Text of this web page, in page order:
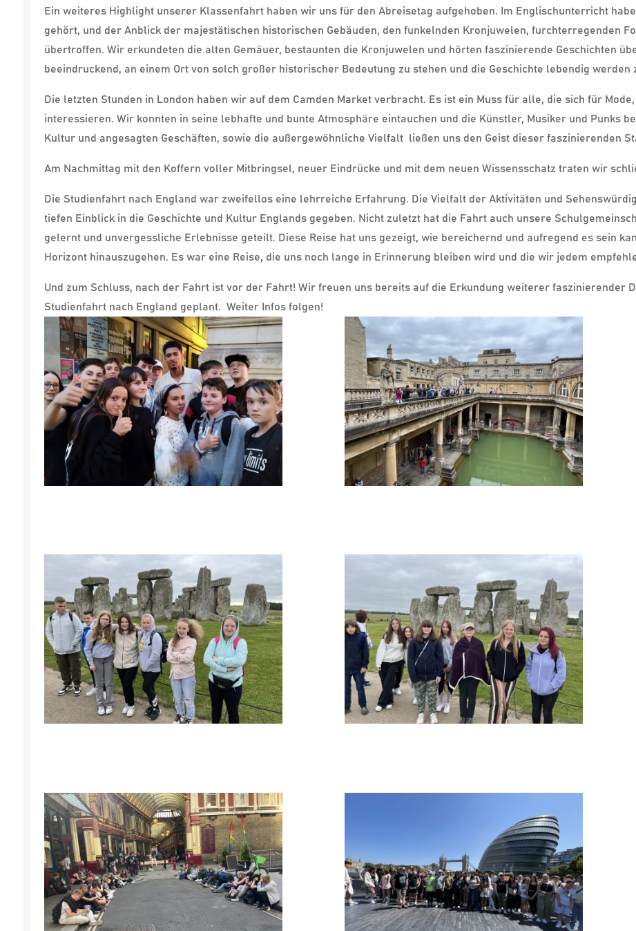
Ein weiteres Highlight unserer Klassenfahrt haben wir uns für den Abreisetag aufgehoben. Im Englischunterricht
gehört, und der Anblick der majestätischen historischen Gebäuden, den funkelnden Kronjuwelen, furchterregenden
übertroffen. Wir erkundeten die alten Gemäuer, bestaunten die Kronjuwelen und hörten faszinierende Geschichten
beeindruckend, an einem Ort von solch großer historischer Bedeutung zu stehen und die Geschichte lebendig werden
Die letzten Stunden in London haben wir auf dem Camden Market verbracht. Es ist ein Muss für alle, die sich für
interessieren. Wir konnten in seine lebhafte und bunte Atmosphäre eintauchen und die Künstler, Musiker und Punks
Kultur und angesagten Geschäften, sowie die außergewöhnliche Vielfalt
ließen uns den Geist dieser faszinierenden
Am Nachmittag mit den Koffern voller Mitbringsel, neuer Eindrücke und mit dem neuen Wissensschatz traten wir
Die Studienfahrt nach England war zweifellos eine lehrreiche Erfahrung. Die Vielfalt der Aktivitäten und
tiefen Einblick in die Geschichte und Kultur Englands gegeben. Nicht zuletzt hat die Fahrt auch unsere
gelernt und unvergessliche Erlebnisse geteilt. Diese Reise hat uns gezeigt, wie bereichernd und aufregend es sein
Horizont hinauszugehen. Es war eine Reise, die uns noch lange in Erinnerung bleiben wird und die wir jedem
Und zum Schluss, nach der Fahrt ist vor der Fahrt! Wir freuen uns bereits auf die Erkundung weiterer faszinierender
Studienfahrt nach England geplant. Weiter Infos folgen!